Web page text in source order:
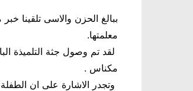
ببالغ الحزن والاسى تلقينا
معلمتها.
لقد تم وصول جثة التلميذة
مكناس .
وتجدر الاشارة على ان